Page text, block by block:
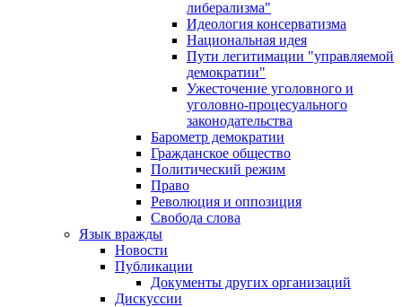
либерализма"
Идеология консерватизма
Национальная идея
Пути легитимации "управляемой
демократии"
Ужесточение уголовного и
уголовно-процесуального
законодательства
Барометр демократии
Гражданское общество
Политический режим
Право
Революция и оппозиция
Свобода слова
Язык вражды
Новости
Публикации
Документы других организаций
Дискуссии